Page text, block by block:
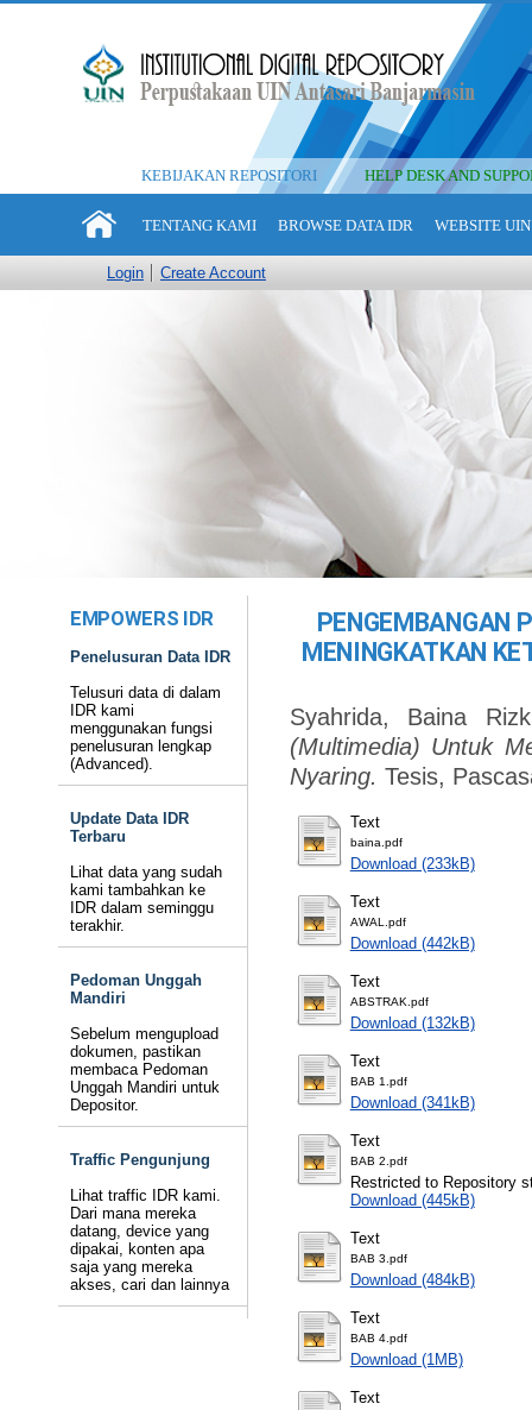
KEBIJAKAN REPOSITORI HELP DESK AND
TENTANG KAMI BROWSE DATA IDR WEBSITE
Login Create Account
EMPOWERS IDR
Penelusuran Data IDR
Telusuri data di dalam
IDR kami
menggunakan fungsi
penelusuran lengkap
(Advanced).
Update Data IDR
Terbaru
Lihat data yang sudah
kami tambahkan ke
IDR dalam seminggu
terakhir.
Pedoman Unggah
Mandiri
Sebelum mengupload
dokumen, pastikan
membaca Pedoman
Unggah Mandiri untuk
Depositor.
Traffic Pengunjung
Lihat traffic IDR kami.
Dari mana mereka
datang, device yang
dipakai, konten apa
saja yang mereka
akses, cari dan lainnya
PENGEMBANGAN
MENINGKATKAN
Syahrida, Baina
(Multimedia) Untuk
Nyaring. Tesis,
Text
baina.pdf
Download (233kB)
Text
AWAL.pdf
Download (442kB)
Text
ABSTRAK.pdf
Download (132kB)
Text
BAB 1.pdf
Download (341kB)
Text
BAB 2.pdf
Restricted to Repository
Download (445kB)
Text
BAB 3.pdf
Download (484kB)
Text
BAB 4.pdf
Download (1MB)
Text